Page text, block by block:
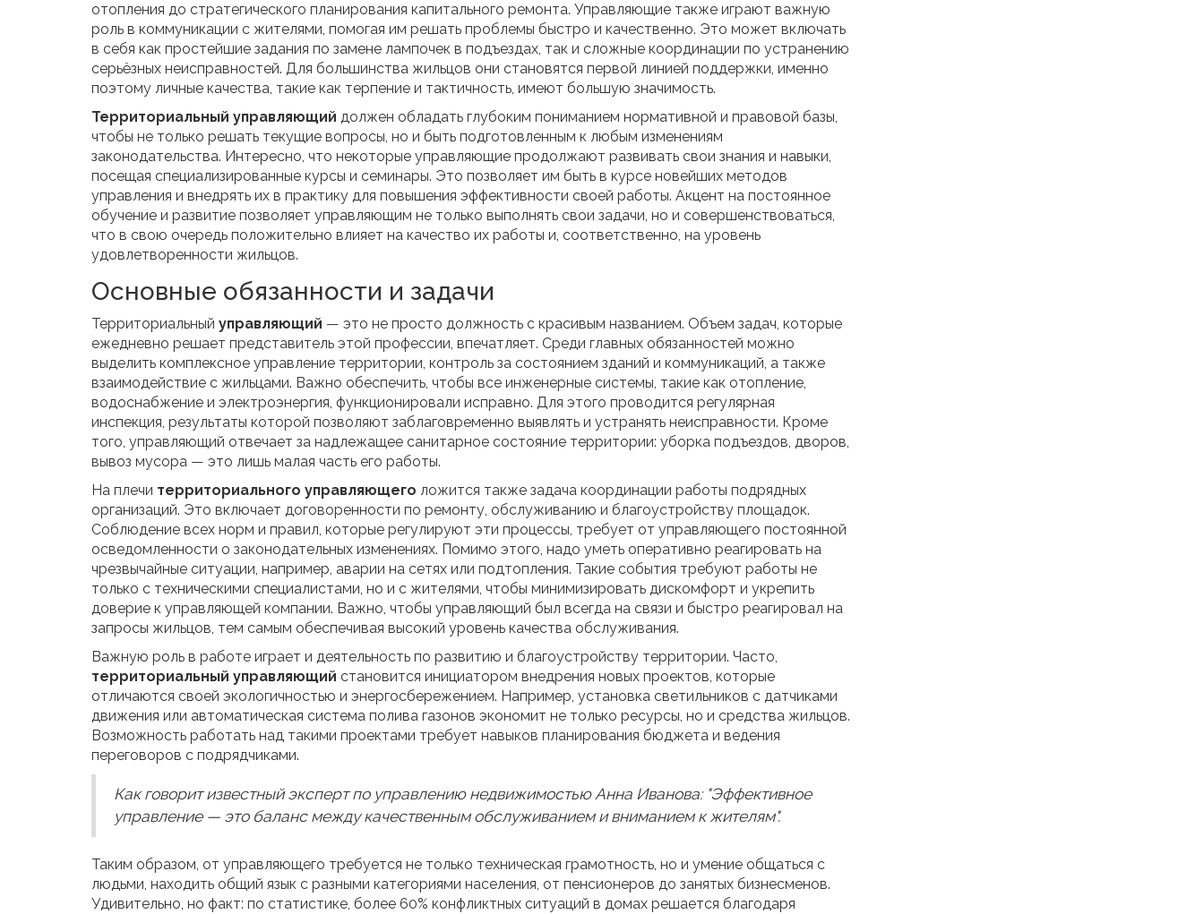
отопления до стратегического планирования капитального ремонта. Управляющие также играют важную
роль в коммуникации с жителями, помогая им решать проблемы быстро и качественно. Это может включать
в себя как простейшие задания по замене лампочек в подъездах, так и сложные координации по устранению
серьёзных неисправностей. Для большинства жильцов они становятся первой линией поддержки, именно
поэтому личные качества, такие как терпение и тактичность, имеют большую значимость.
Территориальный управляющий должен обладать глубоким пониманием нормативной и правовой базы,
чтобы не только решать текущие вопросы, но и быть подготовленным к любым изменениям
законодательства. Интересно, что некоторые управляющие продолжают развивать свои знания и навыки,
посещая специализированные курсы и семинары. Это позволяет им быть в курсе новейших методов
управления и внедрять их в практику для повышения эффективности своей работы. Акцент на постоянное
обучение и развитие позволяет управляющим не только выполнять свои задачи, но и совершенствоваться,
что в свою очередь положительно влияет на качество их работы и, соответственно, на уровень
удовлетворенности жильцов.
Основные обязанности и задачи
Территориальный управляющий — это не просто должность с красивым названием. Объем задач, которые
ежедневно решает представитель этой профессии, впечатляет. Среди главных обязанностей можно
выделить комплексное управление территории, контроль за состоянием зданий и коммуникаций, а также
взаимодействие с жильцами. Важно обеспечить, чтобы все инженерные системы, такие как отопление,
водоснабжение и электроэнергия, функционировали исправно. Для этого проводится регулярная
инспекция, результаты которой позволяют заблаговременно выявлять и устранять неисправности. Кроме
того, управляющий отвечает за надлежащее санитарное состояние территории: уборка подъездов, дворов,
вывоз мусора — это лишь малая часть его работы.
На плечи территориального управляющего ложится также задача координации работы подрядных
организаций. Это включает договоренности по ремонту, обслуживанию и благоустройству площадок.
Соблюдение всех норм и правил, которые регулируют эти процессы, требует от управляющего постоянной
осведомленности о законодательных изменениях. Помимо этого, надо уметь оперативно реагировать на
чрезвычайные ситуации, например, аварии на сетях или подтопления. Такие события требуют работы не
только с техническими специалистами, но и с жителями, чтобы минимизировать дискомфорт и укрепить
доверие к управляющей компании. Важно, чтобы управляющий был всегда на связи и быстро реагировал на
запросы жильцов, тем самым обеспечивая высокий уровень качества обслуживания.
Важную роль в работе играет и деятельность по развитию и благоустройству территории. Часто,
территориальный управляющий становится инициатором внедрения новых проектов, которые
отличаются своей экологичностью и энергосбережением. Например, установка светильников с датчиками
движения или автоматическая система полива газонов экономит не только ресурсы, но и средства жильцов.
Возможность работать над такими проектами требует навыков планирования бюджета и ведения
переговоров с подрядчиками.
Как говорит известный эксперт по управлению недвижимостью Анна Иванова: "Эффективное
управление — это баланс между качественным обслуживанием и вниманием к жителям".
Таким образом, от управляющего требуется не только техническая грамотность, но и умение общаться с
людьми, находить общий язык с разными категориями населения, от пенсионеров до занятых бизнесменов.
Удивительно, но факт: по статистике, более 60% конфликтных ситуаций в домах решается благодаря